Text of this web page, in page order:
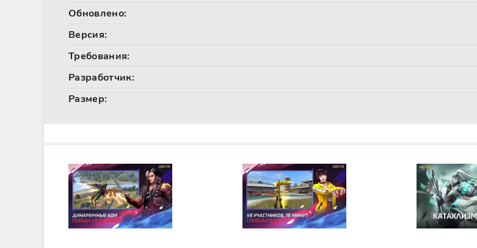
Обновлено:
Версия:
Требования:
Разработчик:
Размер: